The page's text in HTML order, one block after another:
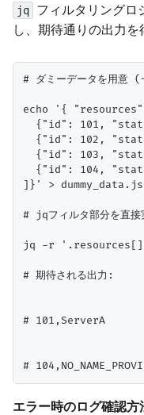
jq
フィルタリングロ
し、期待通りの出力を
# ダミーデータを用意 (
echo '{
{"id": 101,
{"id": 102,
{"id": 103,
{"id": 104,
]}' >
# jqフィルタ部分を直接
jq -r '.resources[]
# 期待される出力:
# 101,ServerA
エラー時のログ確認